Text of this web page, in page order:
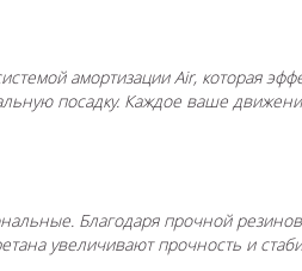
амортизации Air, которая
посадку. Каждое ваше
Благодаря прочной
увеличивают прочность и